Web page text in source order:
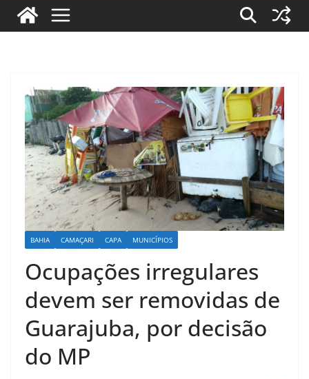
BAHIA CAMAÇARI CAPA MUNICÍPIOS
Ocupações irregulares
devem ser removidas de
Guarajuba, por decisão
do MP